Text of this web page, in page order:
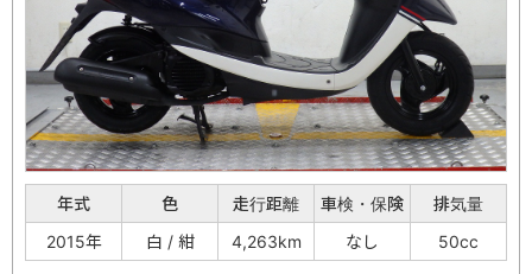
年式 色 走行距離 車検・保険
排気量
2015年
白 / 紺 4,263km なし 50cc